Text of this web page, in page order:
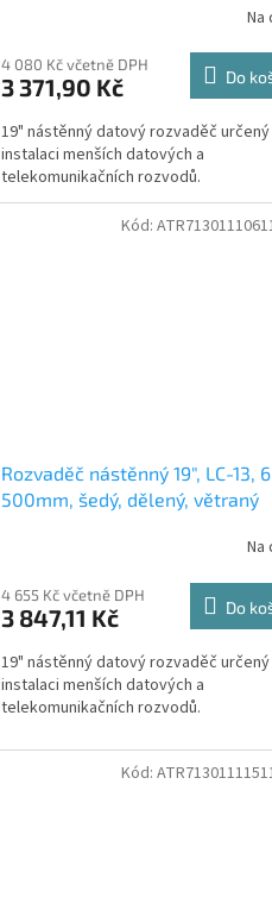
Na
4 080 Kč včetně DPH
3 371,90 Kč Do
19" nástěnný datový rozvaděč
instalaci menších datových a
telekomunikačních rozvodů.
Rozvaděč nástěnný 19", LC-13,
500mm, šedý, dělený, větraný
Na
4 655 Kč včetně DPH
3 847,11 Kč Do
19" nástěnný datový rozvaděč
instalaci menších datových a
telekomunikačních rozvodů.
Kód:
Kód: